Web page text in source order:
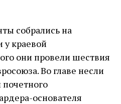
собрались на
краевой
они провели шествия
Во главе несли
основателя